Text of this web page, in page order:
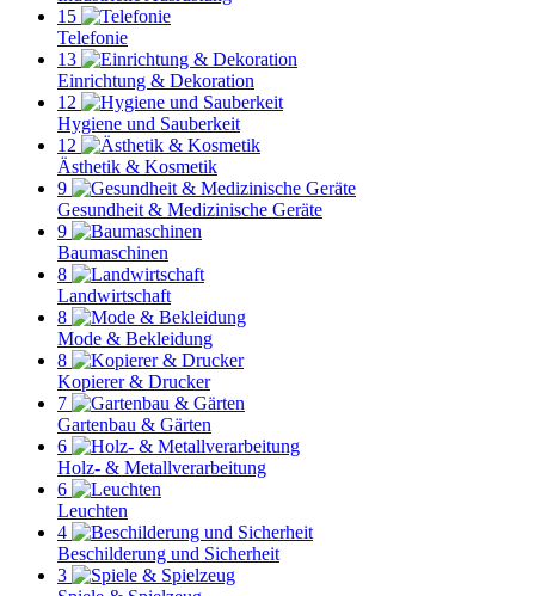
15
Telefonie
13
Einrichtung & Dekoration
12
Hygiene und Sauberkeit
12
Ästhetik & Kosmetik
9
Gesundheit & Medizinische Geräte
9
Baumaschinen
8
Landwirtschaft
8
Mode & Bekleidung
8
Kopierer & Drucker
7
Gartenbau & Gärten
6
Holz- & Metallverarbeitung
6
Leuchten
4
Beschilderung und Sicherheit
3